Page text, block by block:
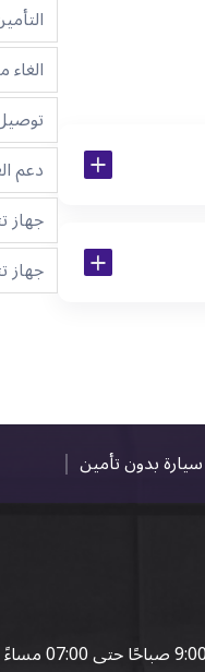
توصيل
دعم
جهاز
جهاز
سيارة بدون تأمين